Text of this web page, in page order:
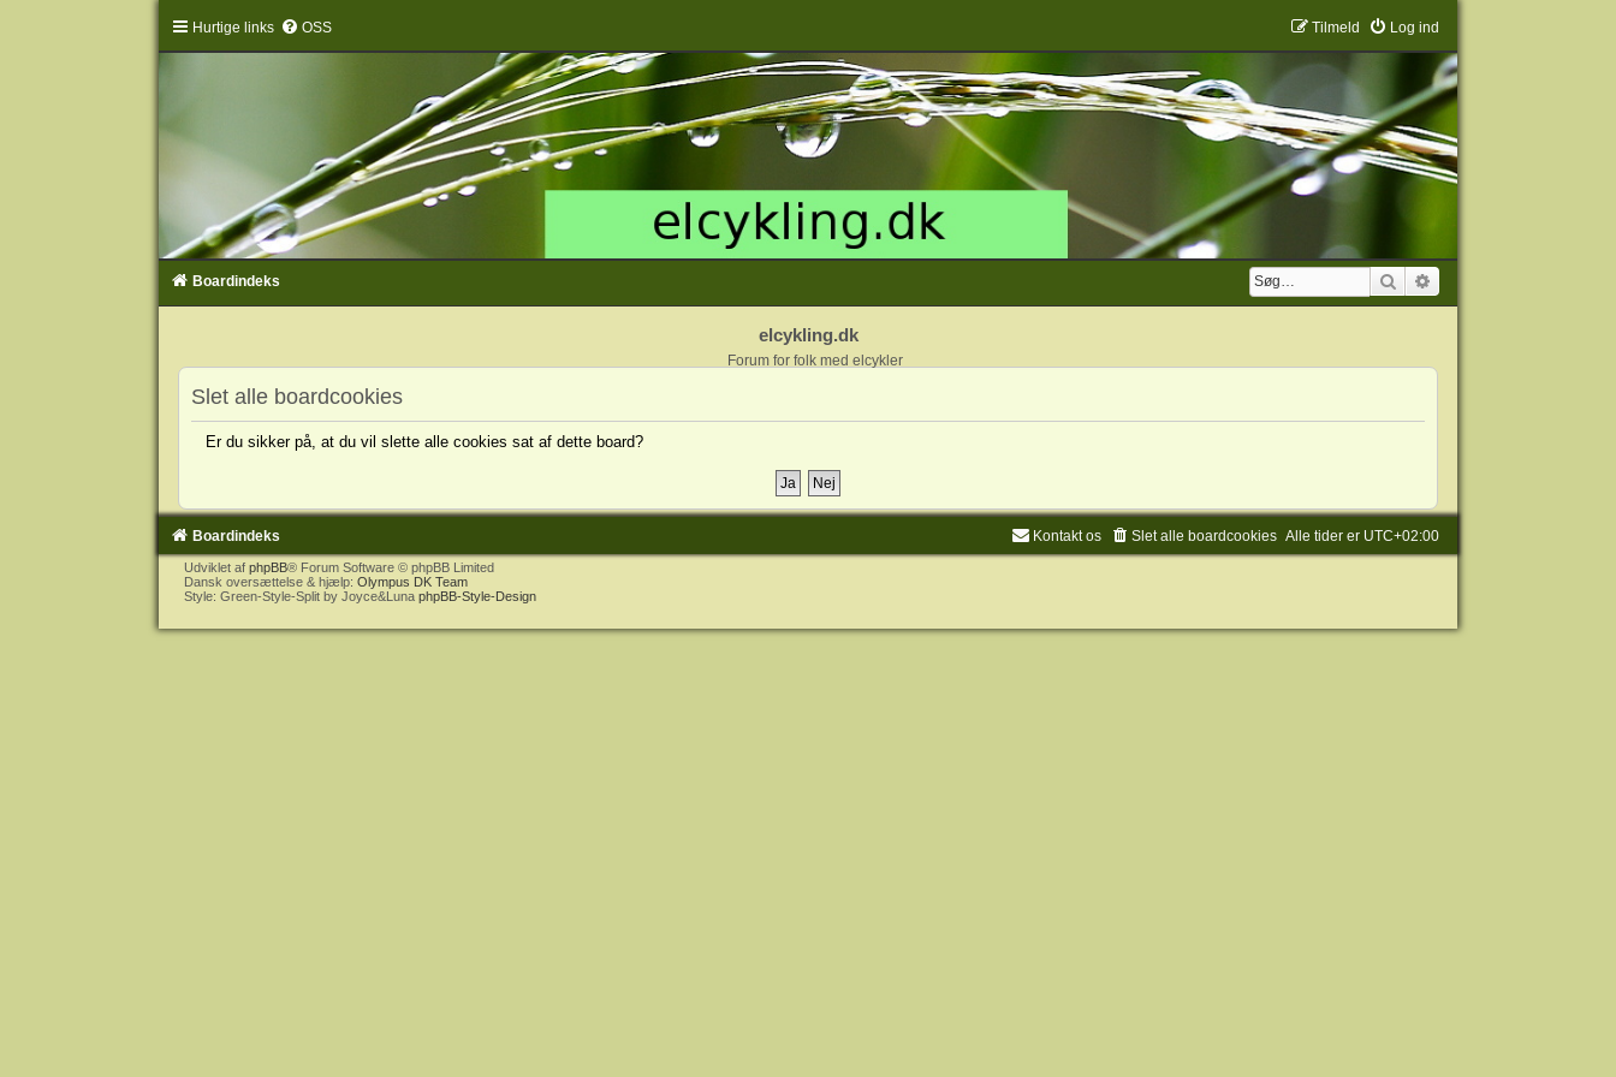
Hurtige links OSS Log ind
Tilmeld
Søg
Boardindeks
elcykling.dk
Forum for folk med elcykler
Slet alle boardcookies
Er du sikker på, at du vil slette alle cookies sat af dette board?
Boardindeks Alle tider er UTC+02:00
Slet alle boardcookies
Kontakt os
Udviklet af phpBB® Forum Software © phpBB Limited
Dansk oversættelse & hjælp: Olympus DK Team
Style: Green-Style-Split by Joyce&Luna phpBB-Style-Design